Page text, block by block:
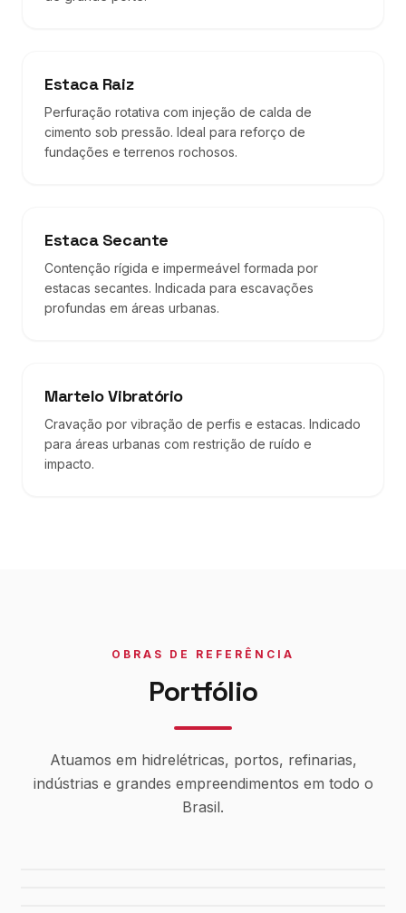
Estaca Raiz
Perfuração rotativa com injeção de calda de
cimento sob pressão. Ideal para reforço de
fundações e terrenos rochosos.
Estaca Secante
Contenção rígida e impermeável formada por
estacas secantes. Indicada para escavações
profundas em áreas urbanas.
Martelo Vibratório
Cravação por vibração de perfis e estacas. Indicado
para áreas urbanas com restrição de ruído e
impacto.
OBRAS DE REFERÊNCIA
Portfólio
Atuamos em hidrelétricas, portos, refinarias,
indústrias e grandes empreendimentos em todo o
Brasil.